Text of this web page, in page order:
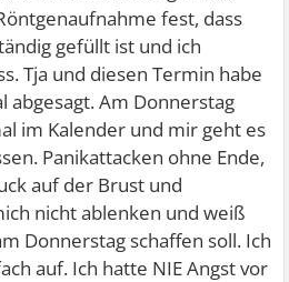
fest, dass
gefüllt ist und ich
Tja und diesen Termin habe
abgesagt. Am Donnerstag
im Kalender und mir geht es
Panikattacken ohne Ende,
auf der Brust und
nicht ablenken und weiß
Donnerstag schaffen soll. Ich
auf. Ich hatte NIE Angst vor